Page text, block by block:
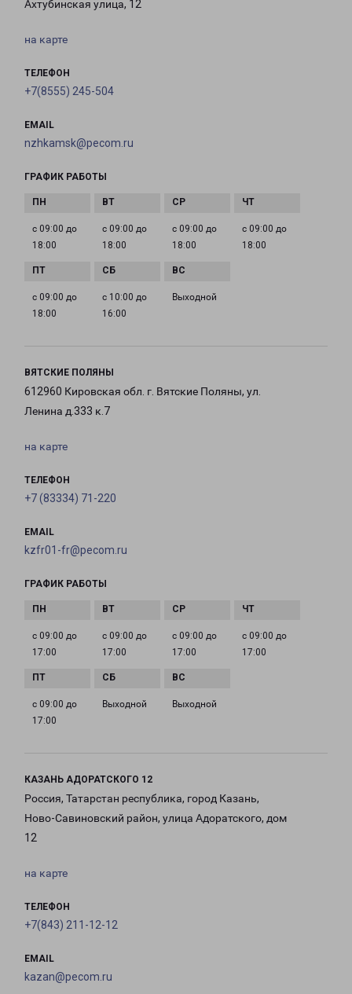
Ахтубинская улица, 12
на карте
ТЕЛЕФОН
+7(8555) 245-504
EMAIL
nzhkamsk@pecom.ru
ГРАФИК РАБОТЫ
с 09:00 до
18:00
с 09:00 до
18:00
с 09:00 до
18:00
с 09:00 до
18:00
с 09:00 до
18:00
с 10:00 до
16:00
Выходной
ВЯТСКИЕ ПОЛЯНЫ
612960 Кировская обл. г. Вятские Поляны, ул.
Ленина д.333 к.7
на карте
ТЕЛЕФОН
+7 (83334) 71-220
EMAIL
kzfr01-fr@pecom.ru
ГРАФИК РАБОТЫ
с 09:00 до
17:00
с 09:00 до
17:00
с 09:00 до
17:00
с 09:00 до
17:00
с 09:00 до
17:00
Выходной Выходной
КАЗАНЬ АДОРАТСКОГО 12
Россия, Татарстан республика, город Казань,
Ново-Савиновский район, улица Адоратского, дом
12
на карте
ТЕЛЕФОН
+7(843) 211-12-12
EMAIL
kazan@pecom.ru